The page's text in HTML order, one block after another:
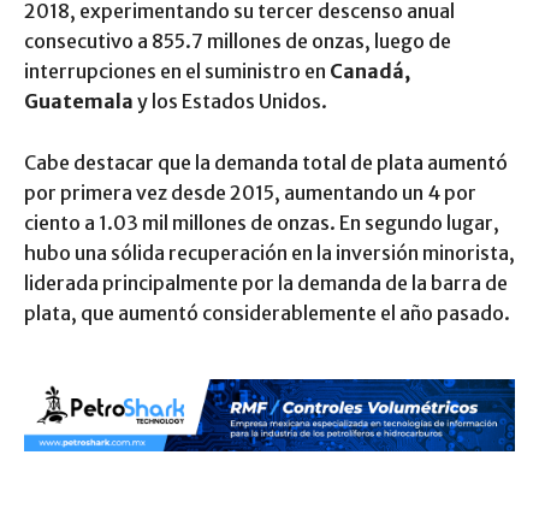
2018, experimentando su tercer descenso anual
consecutivo a 855.7 millones de onzas, luego de
interrupciones en el suministro en Canadá,
Guatemala y los Estados Unidos.
Cabe destacar que la demanda total de plata aumentó
por primera vez desde 2015, aumentando un 4 por
ciento a 1.03 mil millones de onzas. En segundo lugar,
hubo una sólida recuperación en la inversión minorista,
liderada principalmente por la demanda de la barra de
plata, que aumentó considerablemente el año pasado.